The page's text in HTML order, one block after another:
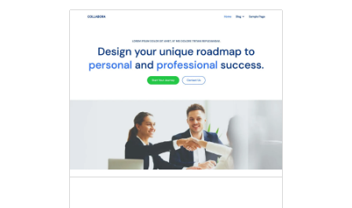
Zábava